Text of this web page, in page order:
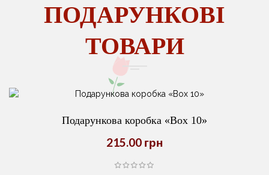
ПОДАРУНКОВІ
ТОВАРИ
Подарункова коробка «Box 10»
215.00 грн